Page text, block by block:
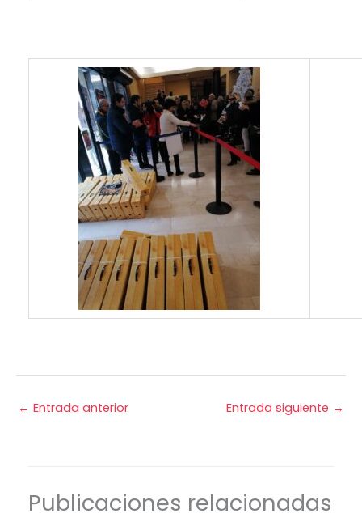
← Entrada anterior Entrada siguiente →
Publicaciones relacionadas